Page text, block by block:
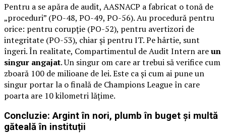
Pentru a se apăra de audit, AASNACP a fabricat o tonă de
„proceduri” (PO-48, PO-49, PO-56). Au procedură pentru
orice: pentru corupție (PO-52), pentru avertizori de
integritate (PO-53), chiar și pentru IT. Pe hârtie, sunt
îngeri. În realitate, Compartimentul de Audit Intern areun
singur angajat. Un singur om care ar trebui să verifice cum
zboară 100 de milioane de lei. Este ca și cum ai pune un
singur portar la o finală de Champions League în care
poarta are 10 kilometri lățime.
Concluzie: Argint în nori, plumb în buget și multă
găteală în instituții